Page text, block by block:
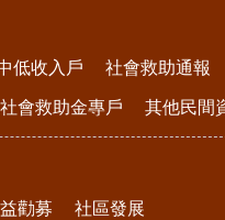
低收入戶 社會救助通報
社會救助金專戶 其他民間
勸募 社區發展